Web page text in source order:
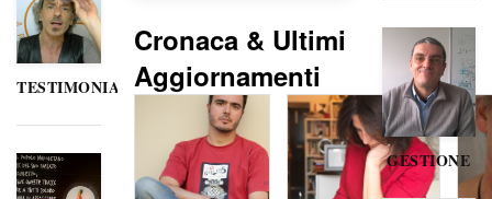
TESTIMONIANZE
Cronaca & Ultimi
Aggiornamenti
GESTIONE